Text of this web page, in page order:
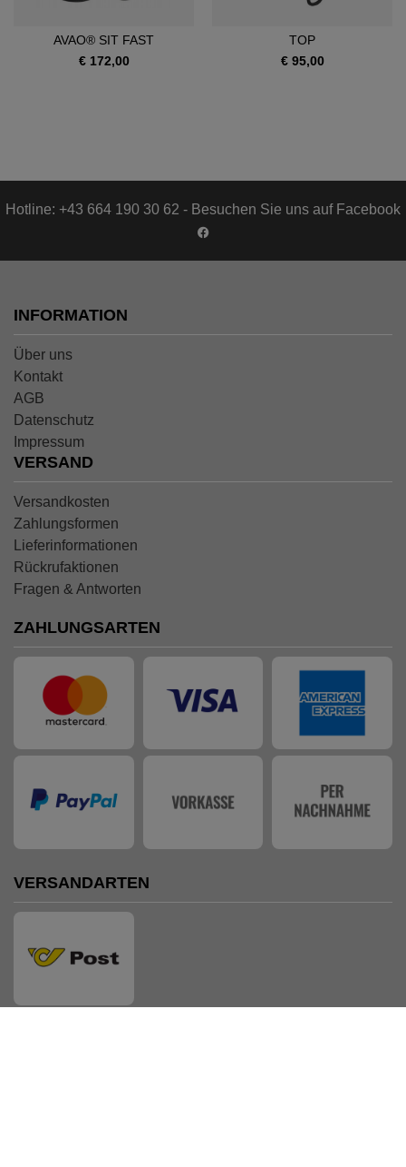
AVAO® SIT FAST
€ 172,00
TOP
€ 95,00
Hotline: +43 664 190 30 62 - Besuchen Sie uns auf Facebook
INFORMATION
Über uns
Kontakt
AGB
Datenschutz
Impressum
VERSAND
Versandkosten
Zahlungsformen
Lieferinformationen
Rückrufaktionen
Fragen & Antworten
ZAHLUNGSARTEN
VERSANDARTEN